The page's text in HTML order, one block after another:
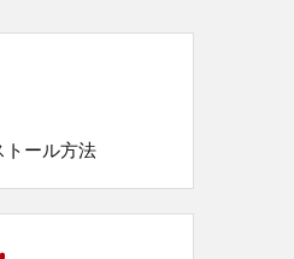
トール方法